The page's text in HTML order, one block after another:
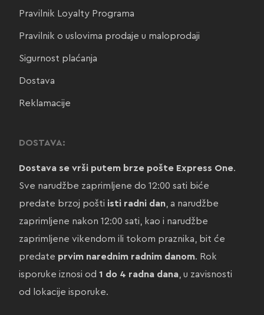
Pravilnik Loyalty Programa
Pravilnik o uslovima prodaje u maloprodaji
Sigurnost plaćanja
Dostava
Reklamacije
DOSTAVA:
Dostava se vrši putem brze pošte Express One.
Sve narudžbe zaprimljene do 12:00 sati biće
predate brzoj pošti isti radni dan, a narudžbe
zaprimljene nakon 12:00 sati, kao i narudžbe
zaprimljene vikendom ili tokom praznika, bit će
predate prvim narednim radnim danom. Rok
isporuke iznosi od 1 do 4 radna dana, u zavisnosti
od lokacije isporuke.